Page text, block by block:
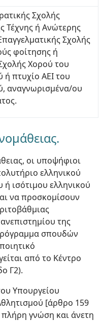
Σχολής
Τέχνης ή Ανώτερης
Σχολής
φοίτησης ή
Χορού του
ή πτυχίο ΑΕΙ του
αναγνωρισμένα/ου
οι υποψήφιοι
ελληνικού
ή ισότιμου ελληνικού
να προσκομίσουν
της
σπουδών
από το Κέντρο
Γ2).
Υπουργείου
[άρθρο 159
πλήρη γνώση και άνετη